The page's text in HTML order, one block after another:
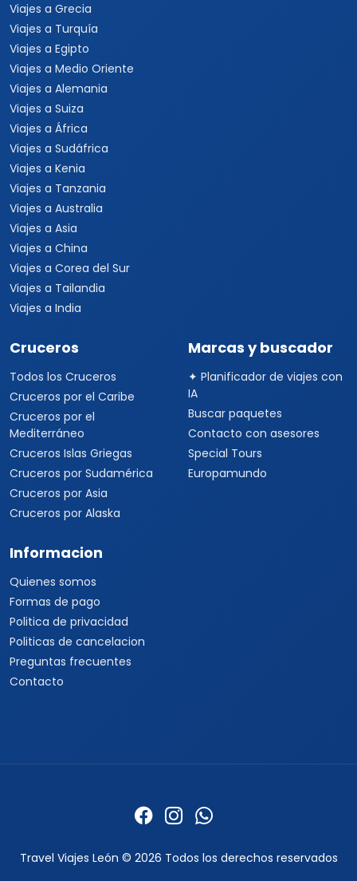
Viajes a Grecia
Viajes a Turquía
Viajes a Egipto
Viajes a Medio Oriente
Viajes a Alemania
Viajes a Suiza
Viajes a África
Viajes a Sudáfrica
Viajes a Kenia
Viajes a Tanzania
Viajes a Australia
Viajes a Asia
Viajes a China
Viajes a Corea del Sur
Viajes a Tailandia
Viajes a India
Cruceros
Todos los Cruceros
Cruceros por el Caribe
Cruceros por el
Mediterráneo
Cruceros Islas Griegas
Cruceros por Sudamérica
Cruceros por Asia
Cruceros por Alaska
Marcas y buscador
✦ Planificador de viajes con
IA
Buscar paquetes
Contacto con asesores
Special Tours
Europamundo
Informacion
Quienes somos
Formas de pago
Politica de privacidad
Politicas de cancelacion
Preguntas frecuentes
Contacto
Travel Viajes León © 2026 Todos los derechos reservados